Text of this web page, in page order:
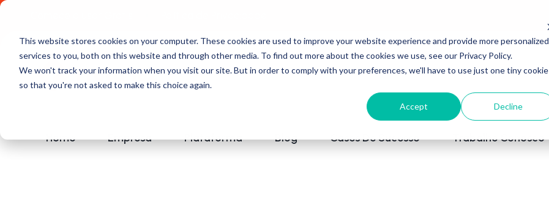
This website stores cookies on your computer. These cookies are used to improve your website experience and provide more personalized
services to you, both on this website and through other media. To find out more about the cookies we use, see our Privacy Policy.
We won't track your information when you visit our site. But in order to comply with your preferences, we'll have to use just one tiny cookie
so that you're not asked to make this choice again.
Accept Decline
Home Empresa Plataforma Blog Cases De Sucesso Trabalhe Conosco